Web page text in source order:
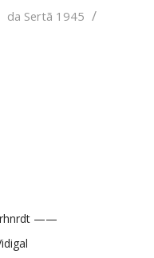
da Sertã 1945 /
——